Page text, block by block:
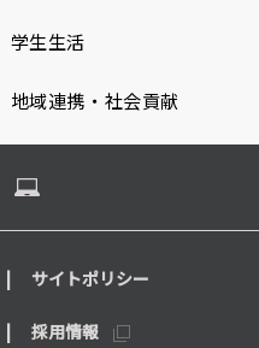
学生生活
地域連携・社会貢献
サイトポリシー
採用情報